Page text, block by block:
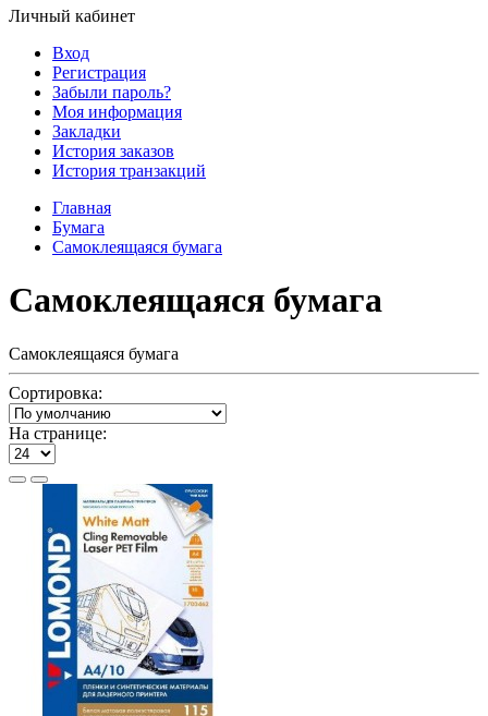
Личный кабинет
Вход
Регистрация
Забыли пароль?
Моя информация
Закладки
История заказов
История транзакций
Главная
Бумага
Самоклеящаяся бумага
Самоклеящаяся бумага
Самоклеящаяся бумага
Сортировка:
На странице: